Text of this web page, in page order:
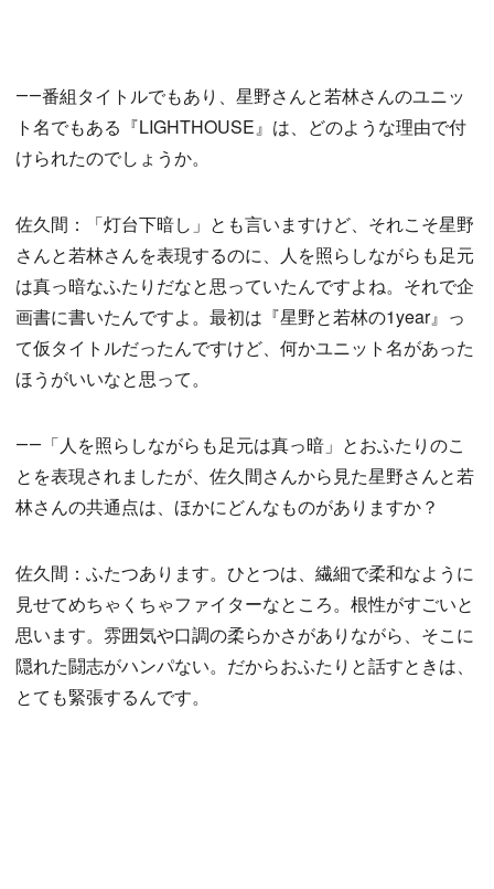
――番組タイトルでもあり、星野さんと若林さんのユニッ
ト名でもある『LIGHTHOUSE』は、どのような理由で付
けられたのでしょうか。
佐久間：「灯台下暗し」とも言いますけど、それこそ星野
さんと若林さんを表現するのに、人を照らしながらも足元
は真っ暗なふたりだなと思っていたんですよね。それで企
画書に書いたんですよ。最初は『星野と若林の1year』っ
て仮タイトルだったんですけど、何かユニット名があった
ほうがいいなと思って。
――「人を照らしながらも足元は真っ暗」とおふたりのこ
とを表現されましたが、佐久間さんから見た星野さんと若
林さんの共通点は、ほかにどんなものがありますか？
佐久間：ふたつあります。ひとつは、繊細で柔和なように
見せてめちゃくちゃファイターなところ。根性がすごいと
思います。雰囲気や口調の柔らかさがありながら、そこに
隠れた闘志がハンパない。だからおふたりと話すときは、
とても緊張するんです。